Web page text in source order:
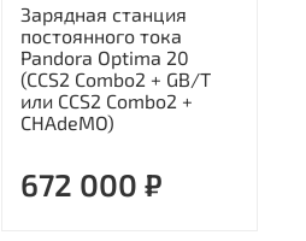
Зарядная станция
постоянного тока
Pandora Optima 20
(CCS2 Combo2 + GB/T
или CCS2 Combo2 +
CHAdeMO)
672 000 ₽